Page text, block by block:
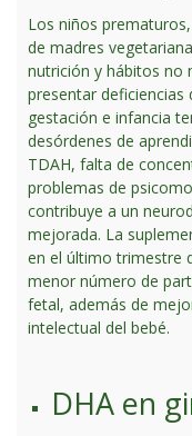
Los niños
de madres
nutrición y hábitos no
presentar deficiencias
gestación e infancia
desórdenes de
TDAH, falta de
problemas de
contribuye a un
mejorada. La
en el último trimestre
menor número de
fetal, además de
intelectual del bebé.
DHA en